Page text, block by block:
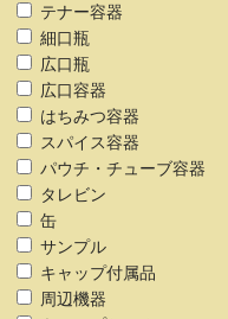
テナー容器
細口瓶
広口瓶
広口容器
はちみつ容器
スパイス容器
パウチ・チューブ容器
タレビン
缶
サンプル
キャップ付属品
周辺機器